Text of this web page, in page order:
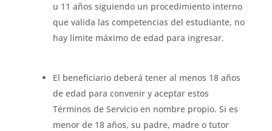
u 11 años siguiendo un procedimiento interno
que valida las competencias del estudiante, no
hay límite máximo de edad para ingresar.
El beneficiario deberá tener al menos 18 años
de edad para convenir y aceptar estos
Términos de Servicio en nombre propio. Si es
menor de 18 años, su padre, madre o tutor